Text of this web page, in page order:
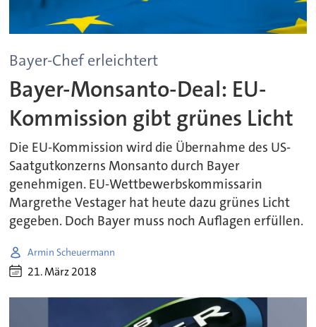
Bayer-Chef erleichtert
Bayer-Monsanto-Deal: EU-
Kommission gibt grünes Licht
Die EU-Kommission wird die Übernahme des US-
Saatgutkonzerns Monsanto durch Bayer
genehmigen. EU-Wettbewerbskommissarin
Margrethe Vestager hat heute dazu grünes Licht
gegeben. Doch Bayer muss noch Auflagen erfüllen.
Armin Scheuermann
21. März 2018